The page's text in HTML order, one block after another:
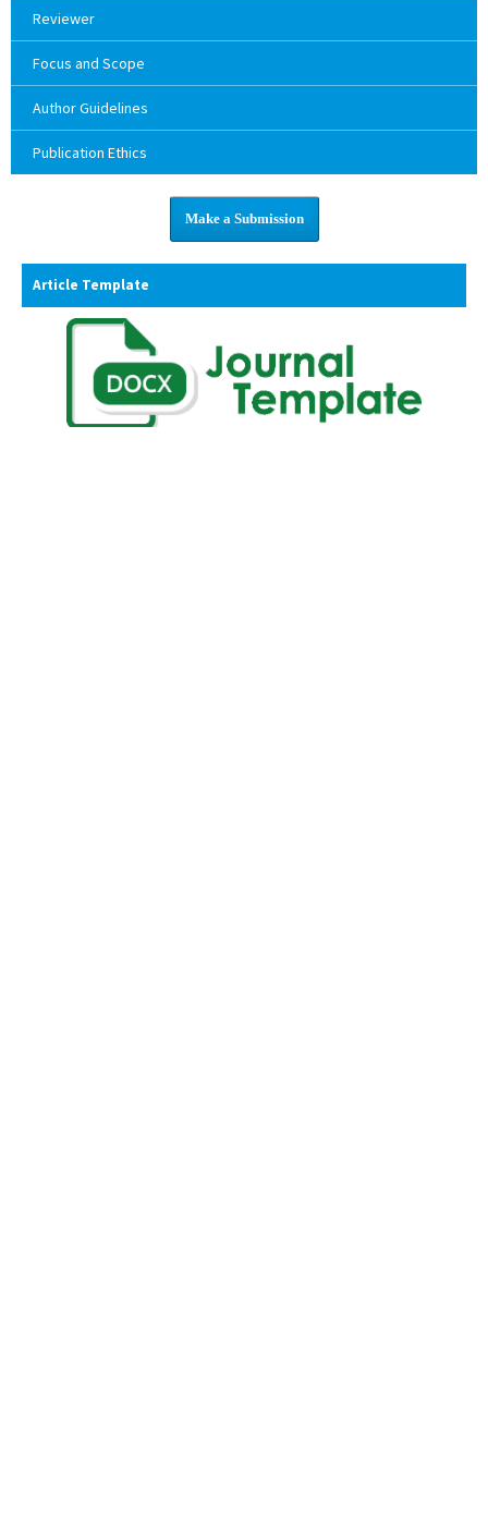
Reviewer
Focus and Scope
Author Guidelines
Publication Ethics
Make a Submission
Article Template